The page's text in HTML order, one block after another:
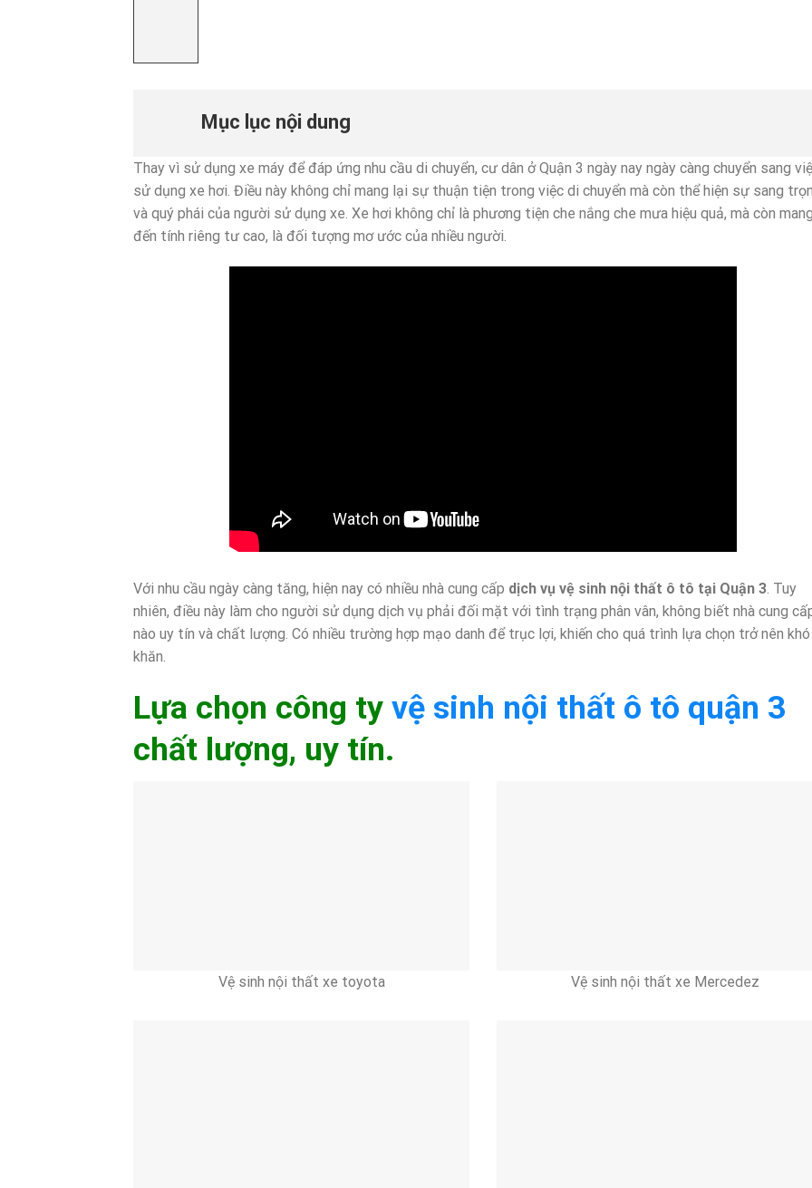
Mục lục nội dung
Thay vì sử dụng xe máy để đáp ứng nhu cầu di chuyển, cư dân ở Quận 3 ngày nay ngày càng chuyển sang
sử dụng xe hơi. Điều này không chỉ mang lại sự thuận tiện trong việc di chuyển mà còn thể hiện sự sang
và quý phái của người sử dụng xe. Xe hơi không chỉ là phương tiện che nắng che mưa hiệu quả, mà còn
đến tính riêng tư cao, là đối tượng mơ ước của nhiều người.
Với nhu cầu ngày càng tăng, hiện nay có nhiều nhà cung cấp dịch vụ vệ sinh nội thất ô tô tại Quận 3. Tuy
nhiên, điều này làm cho người sử dụng dịch vụ phải đối mặt với tình trạng phân vân, không biết nhà cung
nào uy tín và chất lượng. Có nhiều trường hợp mạo danh để trục lợi, khiến cho quá trình lựa chọn trở nên khó
khăn.
Lựa chọn công ty vệ sinh nội thất ô tô quận 3
chất lượng, uy tín.
Vệ sinh nội thất xe toyota Vệ sinh nội thất xe Mercedez